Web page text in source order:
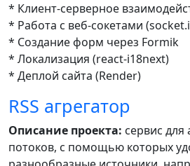
* Клиент-серверное
* Работа с веб-сокетами
* Создание форм через Formik
* Локализация (react-i18next)
* Деплой сайта (Render)
RSS агрегатор
Описание проекта: сервис для
потоков, с помощью которых